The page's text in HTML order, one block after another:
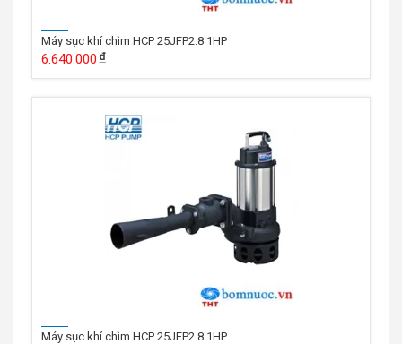
Máy sục khí chìm HCP 25JFP2.8 1HP
6.640.000
Máy sục khí chìm HCP 25JFP2.8 1HP